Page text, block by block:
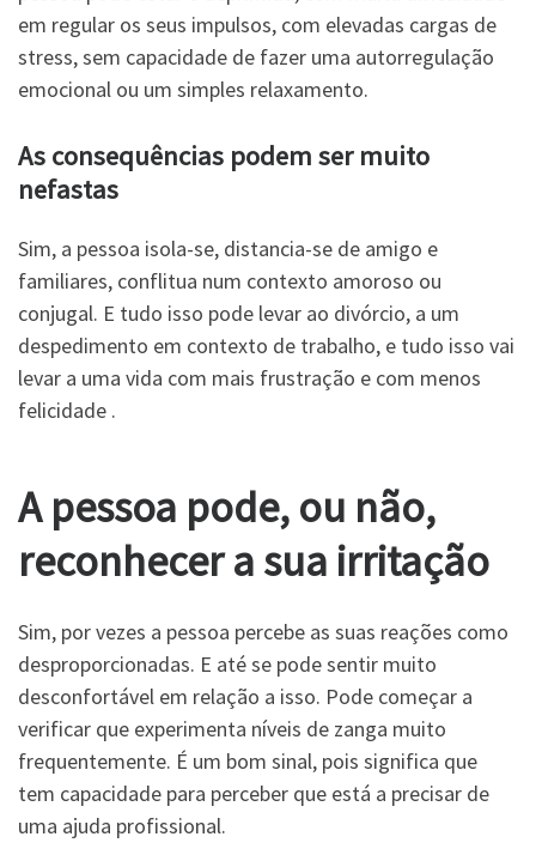
em regular os seus impulsos, com elevadas cargas de
stress, sem capacidade de fazer uma autorregulação
emocional ou um simples relaxamento.
As consequências podem ser muito
nefastas
Sim, a pessoa isola-se, distancia-se de amigo e
familiares, conflitua num contexto amoroso ou
conjugal. E tudo isso pode levar ao divórcio, a um
despedimento em contexto de trabalho, e tudo isso vai
levar a uma vida com mais frustração e com menos
felicidade .
A pessoa pode, ou não,
reconhecer a sua irritação
Sim, por vezes a pessoa percebe as suas reações como
desproporcionadas. E até se pode sentir muito
desconfortável em relação a isso. Pode começar a
verificar que experimenta níveis de zanga muito
frequentemente. É um bom sinal, pois significa que
tem capacidade para perceber que está a precisar de
uma ajuda profissional.